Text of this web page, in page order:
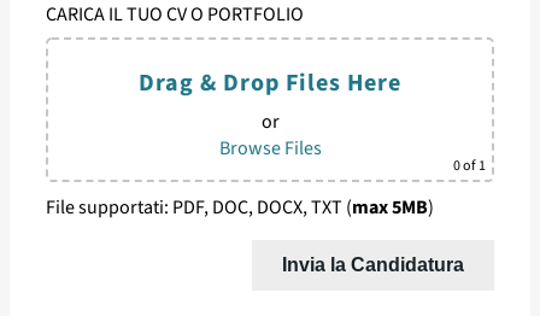
CARICA IL TUO CV O PORTFOLIO
Drag & Drop Files Here
or
Browse Files
0of 1
File supportati: PDF, DOC, DOCX, TXT (max 5MB)